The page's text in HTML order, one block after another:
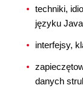
techniki,
języku Java
interfejsy,
danych